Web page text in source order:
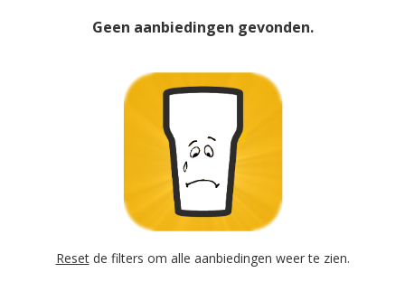
Geen aanbiedingen gevonden.
Resetde filters om alle aanbiedingen weer te zien.